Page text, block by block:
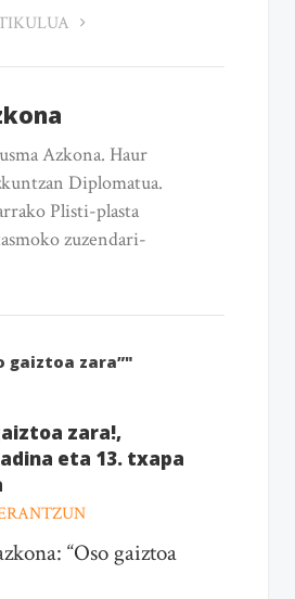
Azkona. Haur
Diplomatua.
Plisti-plasta
zuzendari-
gaiztoa zara”"
zara!,
eta 13. txapa
“Oso gaiztoa